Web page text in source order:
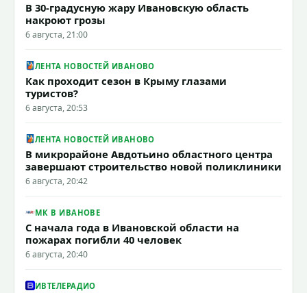
В 30-градусную жару Ивановскую область
накроют грозы
6 августа, 21:00
ЛЕНТА НОВОСТЕЙ ИВАНОВО
Как проходит сезон в Крыму глазами
туристов?
6 августа, 20:53
ЛЕНТА НОВОСТЕЙ ИВАНОВО
В микрорайоне Авдотьино областного центра
завершают строительство новой поликлиники
6 августа, 20:42
МК В ИВАНОВЕ
С начала года в Ивановской области на
пожарах погибли 40 человек
6 августа, 20:40
ИВТЕЛЕРАДИО